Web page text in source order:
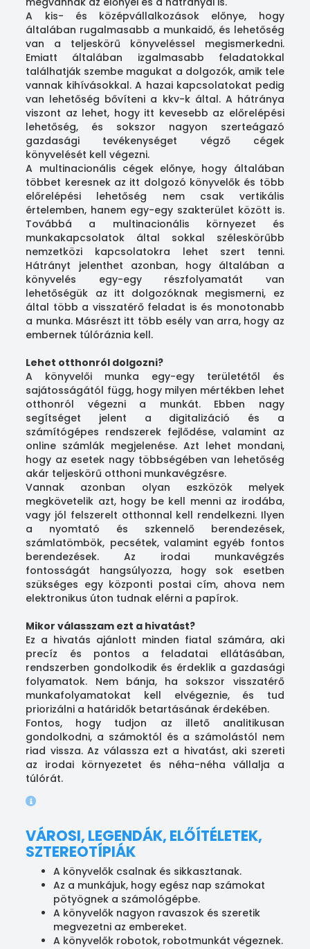
A kis- és középvállalkozások előnye, hogy
általában rugalmasabb a munkaidő, és lehetőség
van a teljeskörű könyveléssel megismerkedni.
Emiatt általában izgalmasabb feladatokkal
találhatják szembe magukat a dolgozók, amik tele
vannak kihívásokkal. A hazai kapcsolatokat pedig
van lehetőség bővíteni a kkv-k által. A hátránya
viszont az lehet, hogy itt kevesebb az előrelépési
lehetőség, és sokszor nagyon szerteágazó
gazdasági tevékenységet végző cégek
könyvelését kell végezni.
A multinacionális cégek előnye, hogy általában
többet keresnek az itt dolgozó könyvelők és több
előrelépési lehetőség nem csak vertikális
értelemben, hanem egy-egy szakterület között is.
Továbbá a multinacionális környezet és
munkakapcsolatok által sokkal széleskörűbb
nemzetközi kapcsolatokra lehet szert tenni.
Hátrányt jelenthet azonban, hogy általában a
könyvelés egy-egy részfolyamatát van
lehetőségük az itt dolgozóknak megismerni, ez
által több a visszatérő feladat is és monotonabb
a munka. Másrészt itt több esély van arra, hogy az
embernek túlóráznia kell.
Lehet otthonról dolgozni?
A könyvelői munka egy-egy területétől és
sajátosságától függ, hogy milyen mértékben lehet
otthonról végezni a munkát. Ebben nagy
segítséget jelent a digitalizáció és a
számítógépes rendszerek fejlődése, valamint az
online számlák megjelenése. Azt lehet mondani,
hogy az esetek nagy többségében van lehetőség
akár teljeskörű otthoni munkavégzésre.
Vannak azonban olyan eszközök melyek
megkövetelik azt, hogy be kell menni az irodába,
vagy jól felszerelt otthonnal kell rendelkezni. Ilyen
a nyomtató és szkennelő berendezések,
számlatömbök, pecsétek, valamint egyéb fontos
berendezések. Az irodai munkavégzés
fontosságát hangsúlyozza, hogy sok esetben
szükséges egy központi postai cím, ahova nem
elektronikus úton tudnak elérni a papírok.
Mikor válasszam ezt a hivatást?
Ez a hivatás ajánlott minden fiatal számára, aki
precíz és pontos a feladatai ellátásában,
rendszerben gondolkodik és érdeklik a gazdasági
folyamatok. Nem bánja, ha sokszor visszatérő
munkafolyamatokat kell elvégeznie, és tud
priorizálni a határidők betartásának érdekében.
Fontos, hogy tudjon az illető analitikusan
gondolkodni, a számoktól és a számolástól nem
riad vissza. Az válassza ezt a hivatást, aki szereti
az irodai környezetet és néha-néha vállalja a
túlórát.
VÁROSI, LEGENDÁK, ELŐÍTÉLETEK,
SZTEREOTÍPIÁK
A könyvelők csalnak és sikkasztanak.
Az a munkájuk, hogy egész nap számokat
pötyögnek a számológépbe.
A könyvelők nagyon ravaszok és szeretik
megvezetni az embereket.
A könyvelők robotok, robotmunkát végeznek.